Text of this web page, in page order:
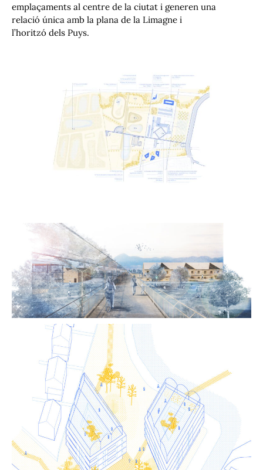
emplaçaments al centre de la ciutat i generen una
relació única amb la plana de la Limagne i
l’horitzó dels Puys.